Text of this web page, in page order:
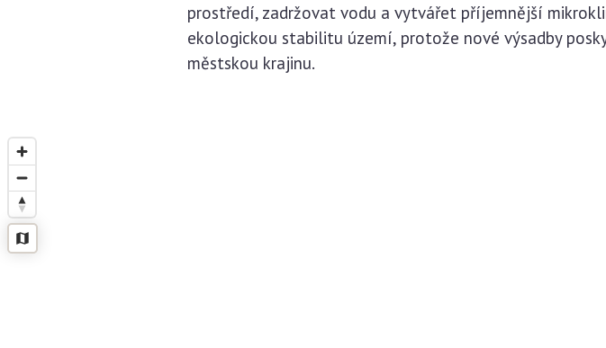
prostředí, zadržovat vodu a vytvářet příjemnější
ekologickou stabilitu území, protože nové výsadby
městskou krajinu.